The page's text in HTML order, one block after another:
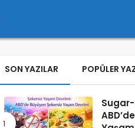
SON YAZILAR POPÜLER